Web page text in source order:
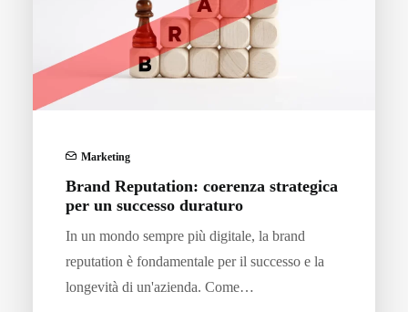
Marketing
Brand Reputation: coerenza strategica
per un successo duraturo
In un mondo sempre più digitale, la brand
reputation è fondamentale per il successo e la
longevità di un'azienda. Come…